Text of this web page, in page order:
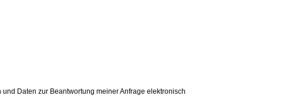
Daten zur Beantwortung meiner Anfrage elektronisch